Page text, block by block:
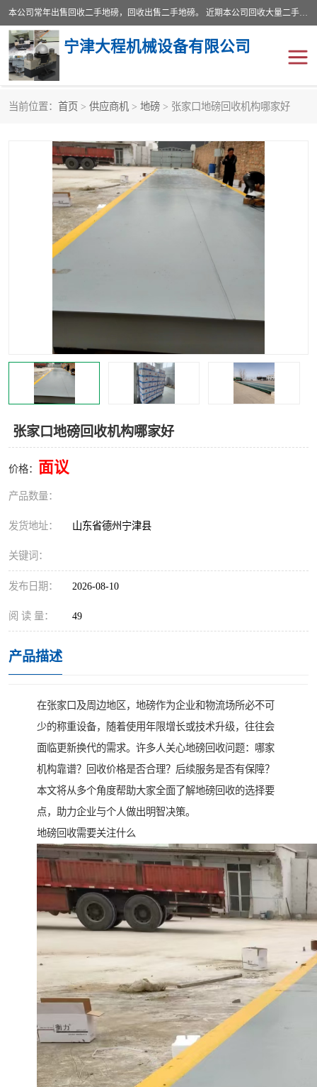
本公司常年出售回收二手地磅，回收出售二手地磅。 近期本公司回收大量二手地磅，型号齐全，宽度从2米到3.5米，长度5米到25米，承重吨位从10到200吨，成色7—9成新。 ? 使用年限6个月至2年，产品来源于个人闲置品，工矿企业停用品，因小换大而来。 精准度和新的一样， 二手地磅是内行人的选择，打个电话就省钱朋友您好等什么
宁津大程机械设备有限公司
当前位置： 首页 > 供应商机 > 地磅 > 张家口地磅回收机构哪家好
张家口地磅回收机构哪家好
价格： 面议
产品数量：
发货地址： 山东省德州宁津县
关键词：
发布日期： 2026-08-10
阅 读 量： 49
产品描述
在张家口及周边地区，地磅作为企业和物流场所必不可
少的称重设备，随着使用年限增长或技术升级，往往会
面临更新换代的需求。许多人关心地磅回收问题：哪家
机构靠谱？回收价格是否合理？后续服务是否有保障？
本文将从多个角度帮助大家全面了解地磅回收的选择要
点，助力企业与个人做出明智决策。
地磅回收需要关注什么
地磅传感器 废纸打包机
烘干机 食品烘干机
装载机电子秤 输送机
半自动输送机 全自动输送机
塑料撕碎机 金属撕碎机